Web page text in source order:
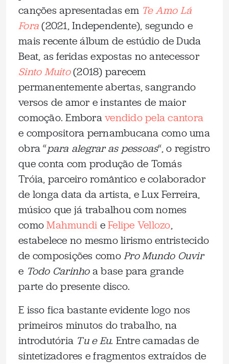
canções apresentadas em Te Amo Lá
Fora(2021, Independente), segundo e
mais recente álbum de estúdio de Duda
Beat, as feridas expostas no antecessor
Sinto Muito(2018) parecem
permanentemente abertas, sangrando
versos de amor e instantes de maior
comoção. Emboravendido pela cantora
e compositora pernambucana como uma
obra “para alegrar as pessoas“, o registro
que conta com produção de Tomás
Tróia, parceiro romântico e colaborador
de longa data da artista, e Lux Ferreira,
músico que já trabalhou com nomes
comoMahmundi eFelipe Vellozo,
estabelece no mesmo lirismo entristecido
de composições comoPro Mundo Ouvir
e Todo Carinhoa base para grande
parte do presente disco.
E isso fica bastante evidente logo nos
primeiros minutos do trabalho, na
introdutória Tu e Eu. Entre camadas de
sintetizadores e fragmentos extraídos de